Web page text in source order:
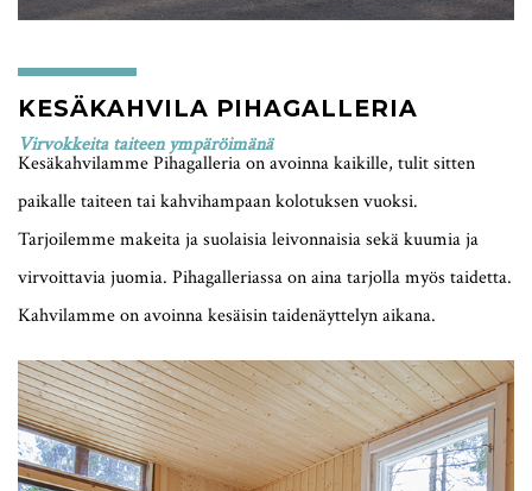
KESÄKAHVILA PIHAGALLERIA
Virvokkeita taiteen ympäröimänä
Kesäkahvilamme Pihagalleria on avoinna kaikille, tulit sitten
paikalle taiteen tai kahvihampaan kolotuksen vuoksi.
Tarjoilemme makeita ja suolaisia leivonnaisia sekä kuumia ja
virvoittavia juomia. Pihagalleriassa on aina tarjolla myös taidetta.
Kahvilamme on avoinna kesäisin taidenäyttelyn aikana.